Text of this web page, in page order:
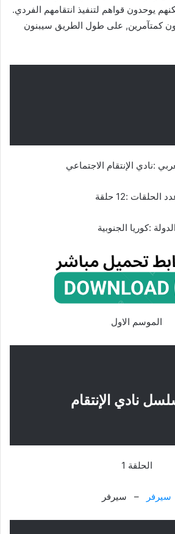
يوحدون قواهم لتنفيذ انتقامهم الفردي.
كمتآمرين, على طول الطريق سيبنون
:نادي الإنتقام الاجتماعي
الحلقات :12 حلقة
الدولة :كوريا الجنوبية
الموسم الاول
نادي الإنتقام
الحلقة 1
سيرفر – سيرفر